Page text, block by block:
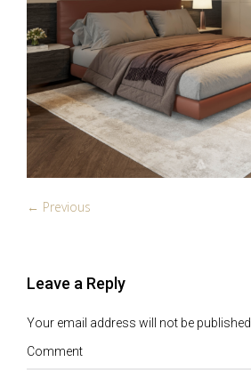
← Previous
Leave a Reply
Your email address will not be published.
Comment